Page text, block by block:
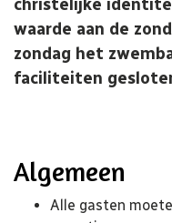
christelijke
waarde aan de
zondag het
faciliteiten
Algemeen
Alle gasten